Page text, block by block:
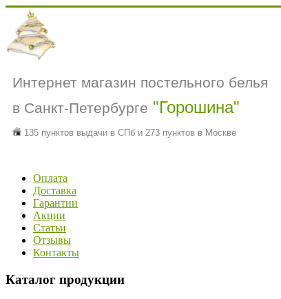
Интернет магазин постельного белья
в Санкт-Петербурге "Горошина"
135 пунктов выдачи в СПб и 273 пунктов в Москве
Оплата
Доставка
Гарантии
Акции
Статьи
Отзывы
Контакты
Каталог продукции